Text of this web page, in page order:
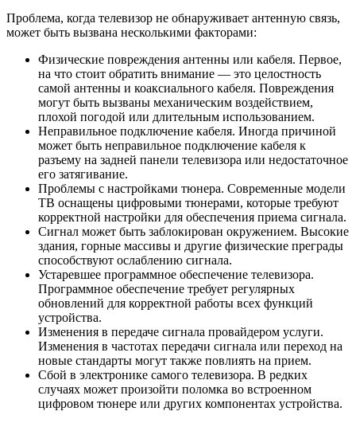
Проблема, когда телевизор не обнаруживает антенную связь,
может быть вызвана несколькими факторами:
Физические повреждения антенны или кабеля. Первое,
на что стоит обратить внимание — это целостность
самой антенны и коаксиального кабеля. Повреждения
могут быть вызваны механическим воздействием,
плохой погодой или длительным использованием.
Неправильное подключение кабеля. Иногда причиной
может быть неправильное подключение кабеля к
разъему на задней панели телевизора или недостаточное
его затягивание.
Проблемы с настройками тюнера. Современные модели
ТВ оснащены цифровыми тюнерами, которые требуют
корректной настройки для обеспечения приема сигнала.
Сигнал может быть заблокирован окружением. Высокие
здания, горные массивы и другие физические преграды
способствуют ослаблению сигнала.
Устаревшее программное обеспечение телевизора.
Программное обеспечение требует регулярных
обновлений для корректной работы всех функций
устройства.
Изменения в передаче сигнала провайдером услуги.
Изменения в частотах передачи сигнала или переход на
новые стандарты могут также повлиять на прием.
Сбой в электронике самого телевизора. В редких
случаях может произойти поломка во встроенном
цифровом тюнере или других компонентах устройства.